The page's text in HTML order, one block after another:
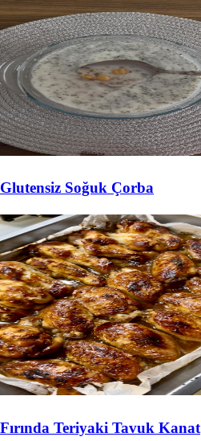
Glutensiz Soğuk Çorba
Fırında Teriyaki Tavuk Kanat